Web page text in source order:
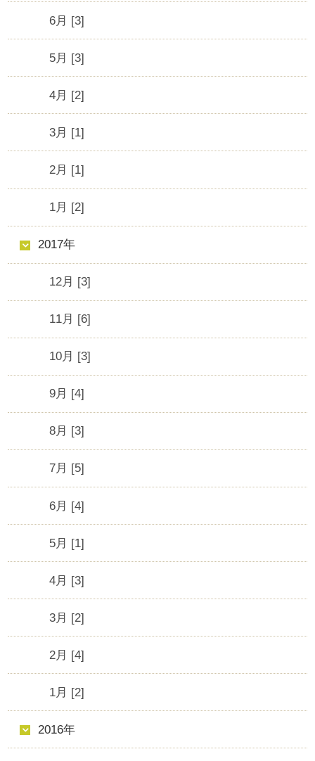
6月 [3]
5月 [3]
4月 [2]
3月 [1]
2月 [1]
1月 [2]
2017年
12月 [3]
11月 [6]
10月 [3]
9月 [4]
8月 [3]
7月 [5]
6月 [4]
5月 [1]
4月 [3]
3月 [2]
2月 [4]
1月 [2]
2016年